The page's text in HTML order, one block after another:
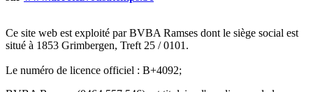
Ce site web est exploité par BVBA Ramses dont le siège social est
situé à 1853 Grimbergen, Treft 25 / 0101.
Le numéro de licence officiel : B+4092;